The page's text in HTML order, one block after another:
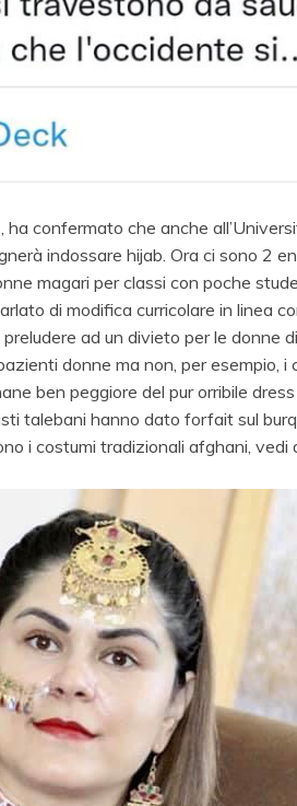
ha confermato che anche
indossare hijab. Ora ci sono 2
magari per classi con poche
di modifica curricolare in linea
ad un divieto per le donne
donne ma non, per esempio, i
ben peggiore del pur orribile
talebani hanno dato forfait sul
i costumi tradizionali afghani, vedi